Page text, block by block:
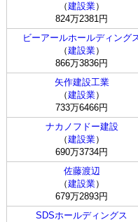
（建設業）
824万2381円
ビーアールホールディング
（建設業）
866万3836円
矢作建設工業
（建設業）
733万6466円
ナカノフドー建設
（建設業）
690万3734円
佐藤渡辺
（建設業）
679万2893円
SDSホールディングス